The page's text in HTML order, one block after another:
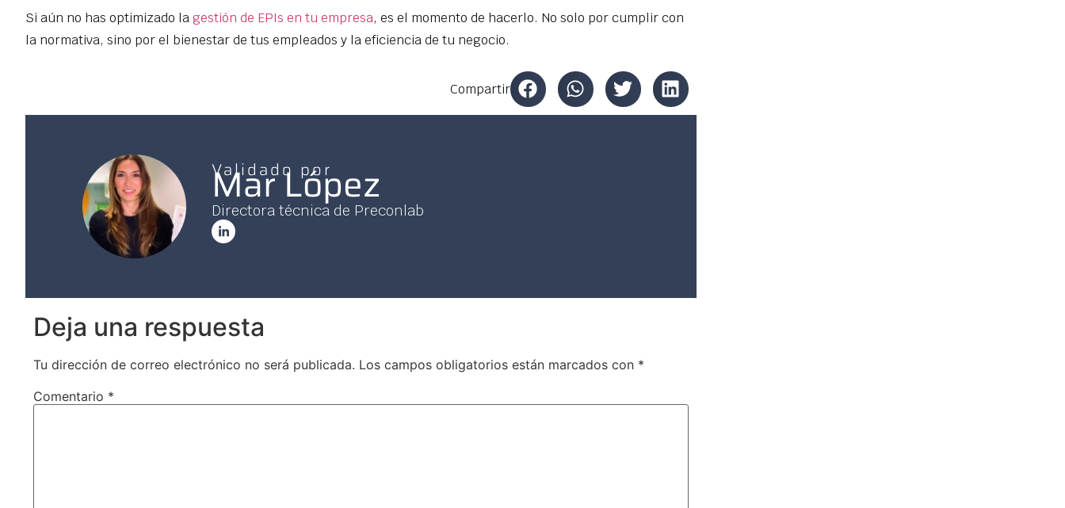
Si aún no has optimizado lagestión de EPIs en tu empresa, es el momento de hacerlo. No solo por cumplir con
la normativa, sino por el bienestar de tus empleados y la eficiencia de tu negocio.
Compartir
Validado por
Mar López
Directora técnica de Preconlab
Deja una respuesta
Tu dirección de correo electrónico no será publicada. Los campos obligatorios están marcados con *
Comentario *